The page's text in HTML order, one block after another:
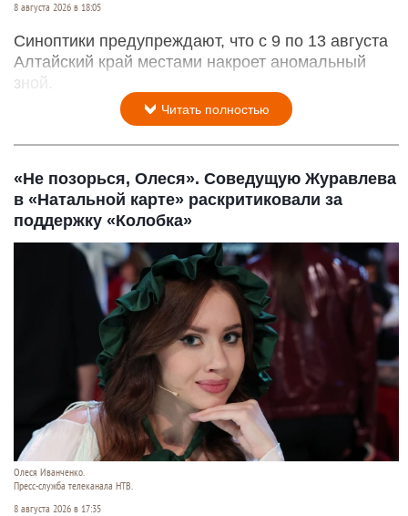
8 августа 2026 в 18:05
Синоптики предупреждают, что с 9 по 13 августа
Алтайский край местами накроет аномальный
зной.
Читать полностью
«Не позорься, Олеся». Соведущую Журавлева
в «Натальной карте» раскритиковали за
поддержку «Колобка»
Олеся Иванченко.
Пресс-служба телеканала НТВ.
8 августа 2026 в 17:35